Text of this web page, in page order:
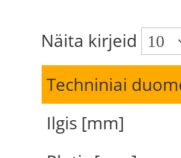
Näita kirjeid
Techniniai
Ilgis [mm]